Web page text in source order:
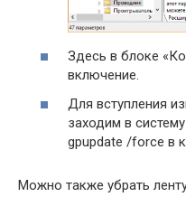
Здесь в блоке
включение.
Для вступления
заходим в
gpupdate /force в
Можно также убрать